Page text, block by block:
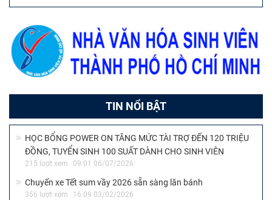
TIN NỔI BẬT
HỌC BỔNG POWER ON TĂNG MỨC TÀI TRỢ ĐẾN 120 TRIỆU
ĐỒNG, TUYỂN SINH 100 SUẤT DÀNH CHO SINH VIÊN
215 lượt xem 09:01 06/07/2026
Chuyến xe Tết sum vầy 2026 sẵn sàng lăn bánh
356 lượt xem 16:09 03/02/2026